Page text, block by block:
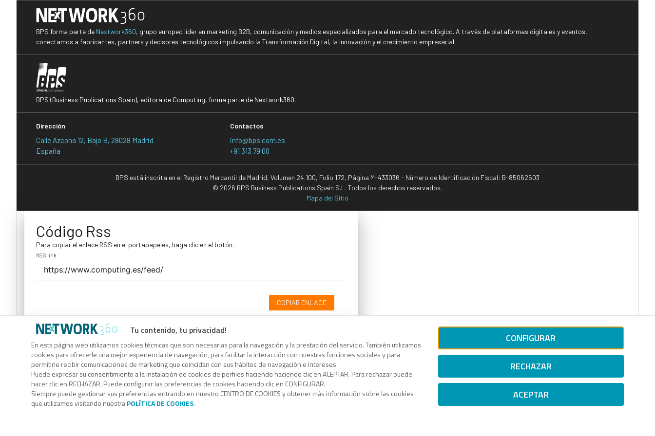
Tu contenido, tu privacidad!
En esta página web utilizamos cookies técnicas que son necesarias para la navegación y la prestación del servicio. También utilizamos
cookies para ofrecerle una mejor experiencia de navegación, para facilitar la interacción con nuestras funciones sociales y para
permitirle recibir comunicaciones de marketing que coincidan con sus hábitos de navegación e intereses.
Puede expresar su consentimiento a la instalación de cookies de perfiles haciendo haciendo clic en ACEPTAR. Para rechazar puede
hacer clic en RECHAZAR. Puede configurar las preferencias de cookies haciendo clic en CONFIGURAR.
Siempre puede gestionar sus preferencias entrando en nuestro CENTRO DE COOKIES y obtener más información sobre las cookies
que utilizamos visitando nuestraPOLÍTICA DE COOKIES.
CONFIGURAR
RECHAZAR
ACEPTAR
BPS forma parte de Nextwork360, grupo europeo líder en marketing B2B, comunicación y medios especializados para el mercado tecnológico. A través de plataformas digitales y eventos,
conectamos a fabricantes, partners y decisores tecnológicos impulsando la Transformación Digital, la Innovación y el crecimiento empresarial.
BPS (Business Publications Spain), editora de Computing, forma parte de Nextwork360.
Dirección
Calle Azcona 12, Bajo B, 28028 Madrid
España
Contactos
info@bps.com.es
+91 313 79 00
BPS está inscrita en el Registro Mercantil de Madrid, Volumen 24.100, Folio 172, Página M-433036 - Número de Identificación Fiscal: B-85062503
© 2026 BPS Business Publications Spain S.L. Todos los derechos reservados.
Mapa del Sitio
Código Rss
Para copiar el enlace RSS en el portapapeles, haga clic en el botón.
RSS link
COPIAR ENLACE
Código Rss
Para copiar el enlace RSS en el portapapeles, haga clic en el botón.